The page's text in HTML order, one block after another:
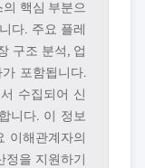
핵심 부분으
다. 주요 플레
구조 분석, 업
포함됩니다.
수집되어 신
니다. 이 정보
이해관계자의
정을 지원하기